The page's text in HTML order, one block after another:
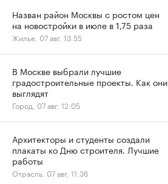
Назван район Москвы с ростом цен
на новостройки в июле в 1,75 раза
Жилье, 07 авг, 13:55
В Москве выбрали лучшие
градостроительные проекты. Как они
выглядят
Город, 07 авг, 12:05
Архитекторы и студенты создали
плакаты ко Дню строителя. Лучшие
работы
Отрасль, 07 авг, 11:36